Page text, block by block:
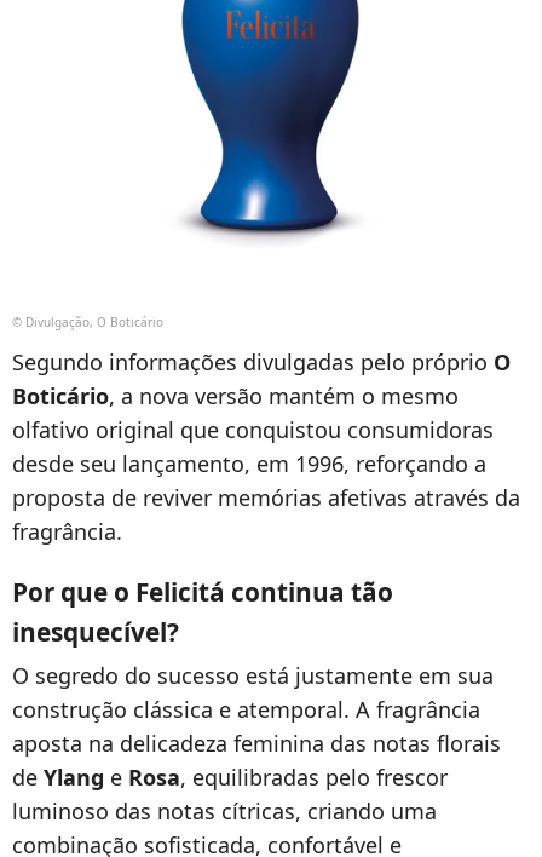
© Divulgação, O Boticário
Segundo informações divulgadas pelo próprio O
Boticário, a nova versão mantém o mesmo
olfativo original que conquistou consumidoras
desde seu lançamento, em 1996, reforçando a
proposta de reviver memórias afetivas através da
fragrância.
Por que o Felicitá continua tão
inesquecível?
O segredo do sucesso está justamente em sua
construção clássica e atemporal. A fragrância
aposta na delicadeza feminina das notas florais
de Ylang e Rosa, equilibradas pelo frescor
luminoso das notas cítricas, criando uma
combinação sofisticada, confortável e